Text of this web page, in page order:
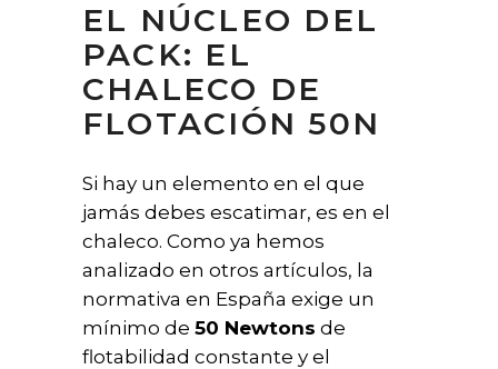
EL NÚCLEO DEL
PACK: EL
CHALECO DE
FLOTACIÓN 50N
Si hay un elemento en el que
jamás debes escatimar, es en el
chaleco. Como ya hemos
analizado en otros artículos, la
normativa en España exige un
mínimo de 50 Newtons de
flotabilidad constante y el